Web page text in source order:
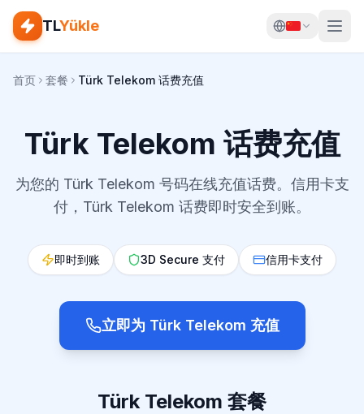
TLYükle
首页 套餐 Türk Telekom 话费充值
Türk Telekom 话费充值
为您的 Türk Telekom 号码在线充值话费。信用卡支
付，Türk Telekom 话费即时安全到账。
即时到账 3D Secure 支付 信用卡支付
立即为 Türk Telekom 充值
Türk Telekom 套餐